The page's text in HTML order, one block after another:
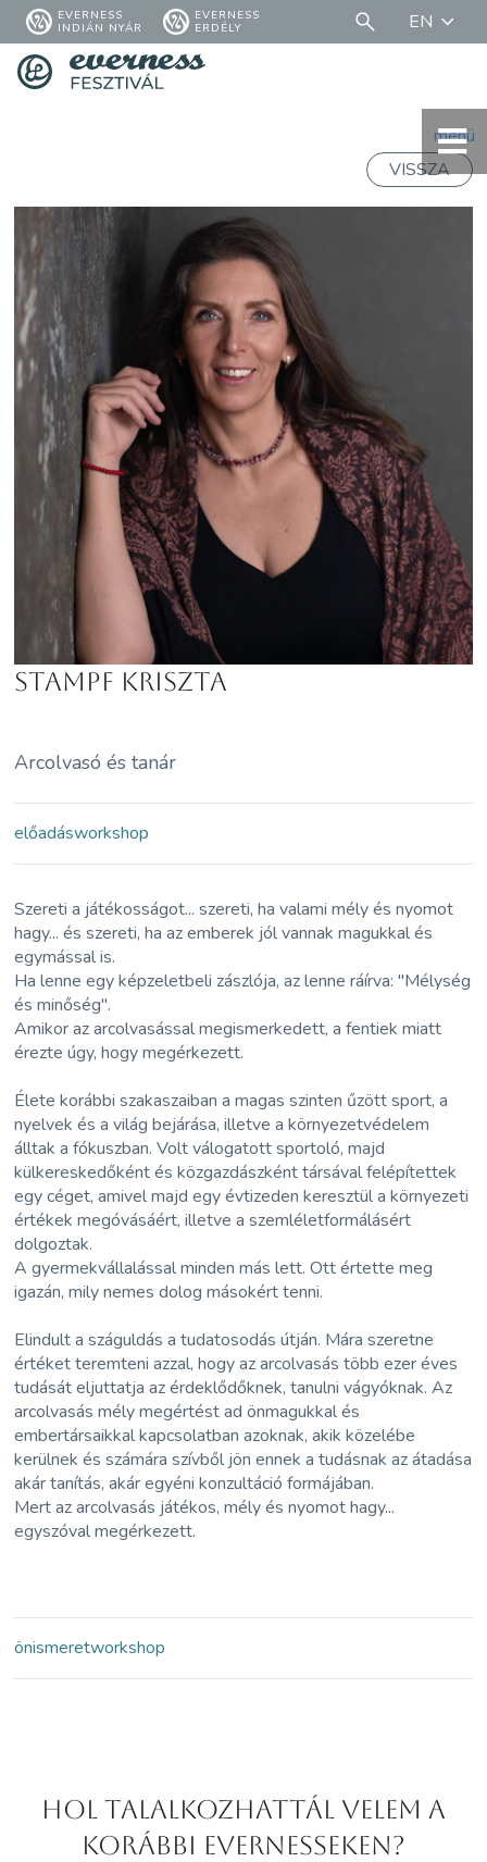
EVERNESS
INDIÁN NYÁR
EVERNESS
ERDÉLY
EN
menü
VISSZA
Stampf Kriszta
Arcolvasó és tanár
előadásworkshop
Szereti a játékosságot... szereti, ha valami mély és nyomot
hagy... és szereti, ha az emberek jól vannak magukkal és
egymással is.
Ha lenne egy képzeletbeli zászlója, az lenne ráírva: "Mélység
és minőség".
Amikor az arcolvasással megismerkedett, a fentiek miatt
érezte úgy, hogy megérkezett.
Élete korábbi szakaszaiban a magas szinten űzött sport, a
nyelvek és a világ bejárása, illetve a környezetvédelem
álltak a fókuszban. Volt válogatott sportoló, majd
külkereskedőként és közgazdászként társával felépítettek
egy céget, amivel majd egy évtizeden keresztül a környezeti
értékek megóvásáért, illetve a szemléletformálásért
dolgoztak.
A gyermekvállalással minden más lett. Ott értette meg
igazán, mily nemes dolog másokért tenni.
Elindult a száguldás a tudatosodás útján. Mára szeretne
értéket teremteni azzal, hogy az arcolvasás több ezer éves
tudását eljuttatja az érdeklődőknek, tanulni vágyóknak. Az
arcolvasás mély megértést ad önmagukkal és
embertársaikkal kapcsolatban azoknak, akik közelébe
kerülnek és számára szívből jön ennek a tudásnak az átadása
akár tanítás, akár egyéni konzultáció formájában.
Mert az arcolvasás játékos, mély és nyomot hagy...
egyszóval megérkezett.
önismeretworkshop
Hol Talalkozhattál velem a
korábbi Evernesseken?